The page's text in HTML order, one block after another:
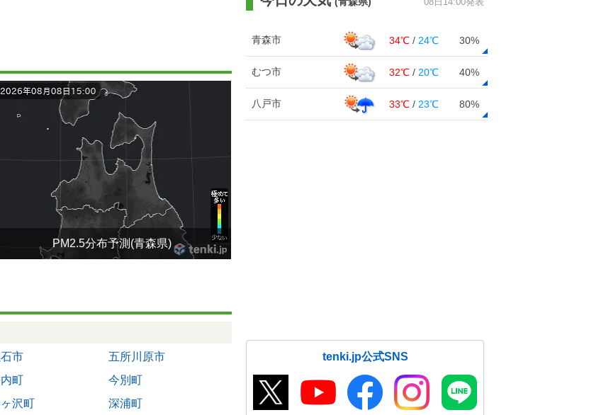
PM2.5分布予測(青森県)
市
五所川原市
町
今別町
沢町
深浦町
青森市 34℃ / 24℃ 30%
むつ市 32℃ / 20℃ 40%
八戸市 33℃ / 23℃ 80%
tenki.jp公式SNS